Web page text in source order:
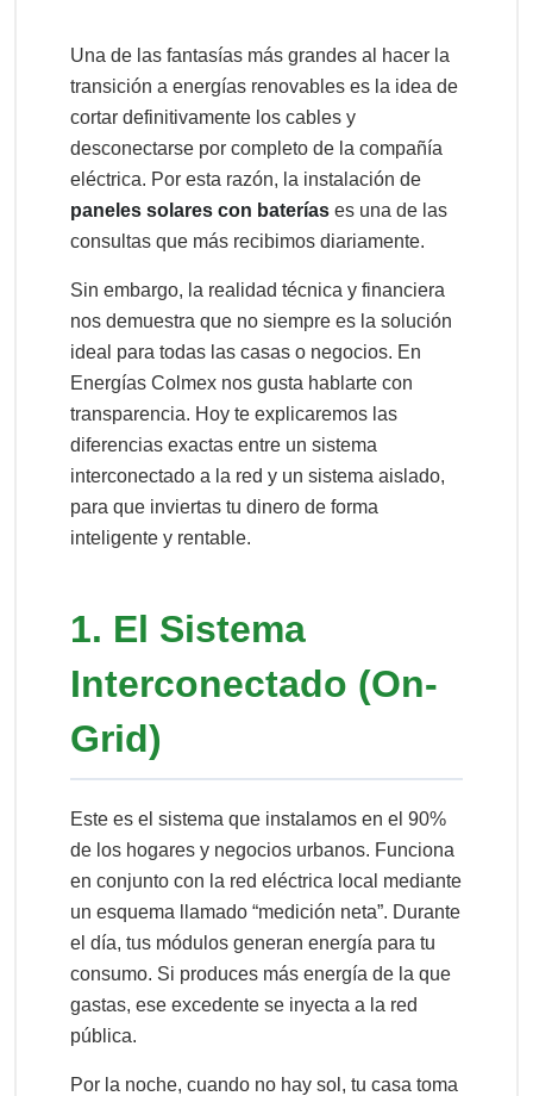
Una de las fantasías más grandes al hacer la
transición a energías renovables es la idea de
cortar definitivamente los cables y
desconectarse por completo de la compañía
eléctrica. Por esta razón, la instalación de
paneles solares con baterías es una de las
consultas que más recibimos diariamente.
Sin embargo, la realidad técnica y financiera
nos demuestra que no siempre es la solución
ideal para todas las casas o negocios. En
Energías Colmex nos gusta hablarte con
transparencia. Hoy te explicaremos las
diferencias exactas entre un sistema
interconectado a la red y un sistema aislado,
para que inviertas tu dinero de forma
inteligente y rentable.
1. El Sistema
Interconectado (On-
Grid)
Este es el sistema que instalamos en el 90%
de los hogares y negocios urbanos. Funciona
en conjunto con la red eléctrica local mediante
un esquema llamado “medición neta”. Durante
el día, tus módulos generan energía para tu
consumo. Si produces más energía de la que
gastas, ese excedente se inyecta a la red
pública.
Por la noche, cuando no hay sol, tu casa toma